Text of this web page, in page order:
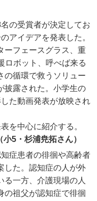
の受賞者が決定してお
アイデアを発表した。
ーフェースグラス、重
ロボット、呼べば来る
の循環で救うソリュー
披露された。小学生の
た動画発表が放映され
を中心に紹介する。
5・杉浦尭拓さん）
症患者の徘徊や高齢者
した。認知症の人が外
る一方、介護現場の人
の祖父が認知症で徘徊